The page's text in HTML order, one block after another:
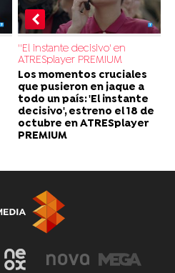
''El instante decisivo' en
ATRESplayer PREMIUM
Los momentos cruciales
que pusieron en jaque a
todo un país: 'El instante
decisivo', estreno el 18 de
octubre en ATRESplayer
PREMIUM